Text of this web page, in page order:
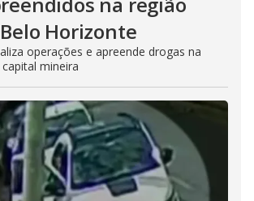
Horizonte
operações e apreende drogas na
mineira